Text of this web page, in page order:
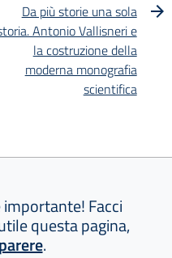
Da più storie una sola
Antonio Vallisneri e
la costruzione della
moderna monografia
scientifica
Facci
questa pagina,
.